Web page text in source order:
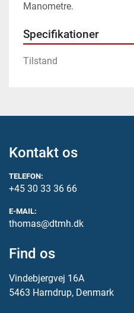
Manometre.
Specifikationer
Tilstand
Kontakt os
TELEFON:
+45 30 33 36 66
E-MAIL:
thomas@dtmh.dk
Find os
Vindebjergvej 16A
5463 Harndrup, Denmark